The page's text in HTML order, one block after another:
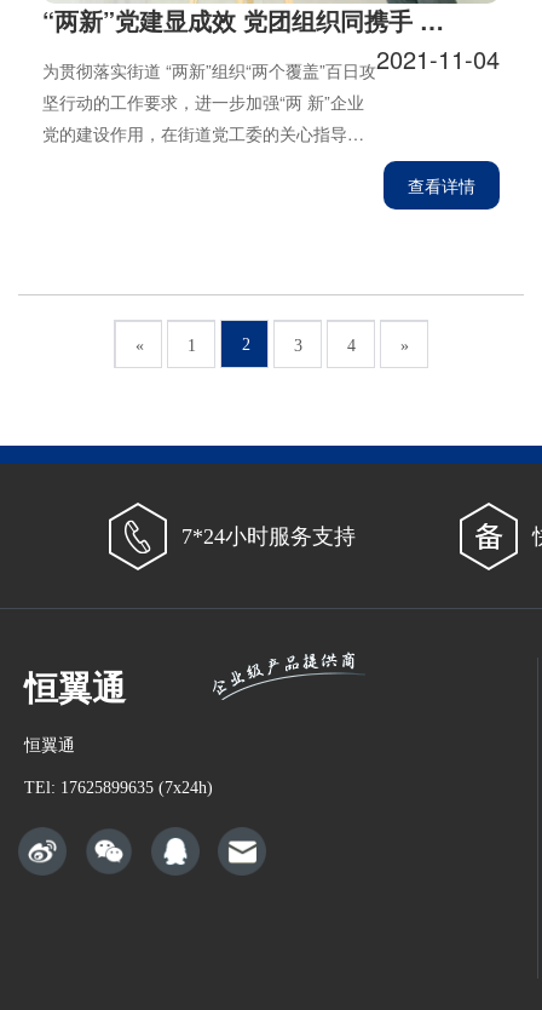
“两新”党建显成效 党团组织同携手 ——无锡市恒翼通机械有限公司党团支部正式成立
2021-11-04
为贯彻落实街道 “两新”组织“两个覆盖”百日攻
坚行动的工作要求，进一步加强“两 新”企业
党的建设作用，在街道党工委的关心指导
查看详情
« 1 2 3 4 »
7*24小时服务支持
恒翼通
恒翼通
TEl: 17625899635 (7x24h)